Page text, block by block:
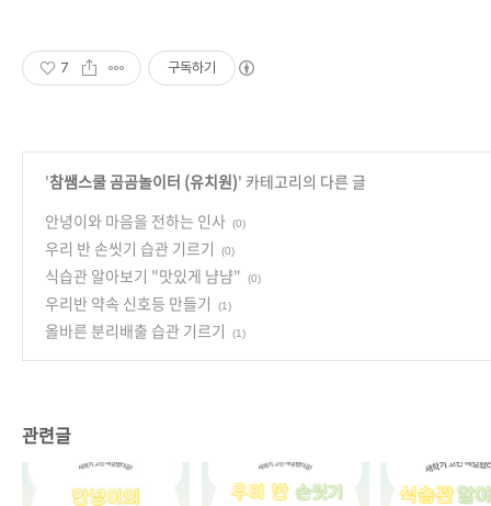
7 구독하기
'참쌤스쿨 곰곰놀이터 (유치원)' 카테고리의 다른 글
안녕이와 마음을 전하는 인사 (0)
우리 반 손씻기 습관 기르기 (0)
식습관 알아보기 "맛있게 냠냠" (0)
우리반 약속 신호등 만들기 (1)
올바른 분리배출 습관 기르기 (1)
관련글